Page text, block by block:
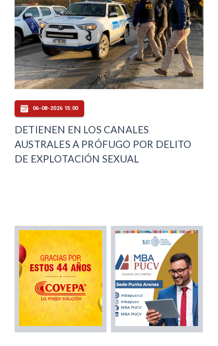
06-08-2026 15:00
DETIENEN EN LOS CANALES
AUSTRALES A PRÓFUGO POR DELITO
DE EXPLOTACIÓN SEXUAL